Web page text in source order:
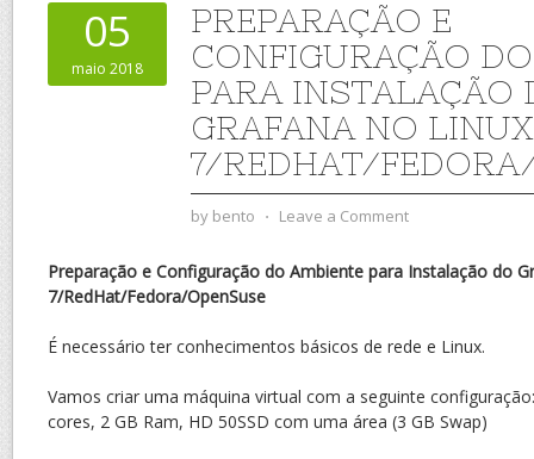
05
maio 2018
PREPARAÇÃO E
CONFIGURAÇÃO
PARA INSTALAÇÃO
GRAFANA NO
7/REDHAT/
by bento ⋅ Leave a Comment
Preparação e Configuração do Ambiente para Instalação do
7/RedHat/Fedora/OpenSuse
É necessário ter conhecimentos básicos de rede e Linux.
Vamos criar uma máquina virtual com a seguinte
cores, 2 GB Ram, HD 50SSD com uma área (3 GB Swap)